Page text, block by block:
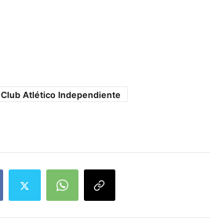
Club Atlético Independiente